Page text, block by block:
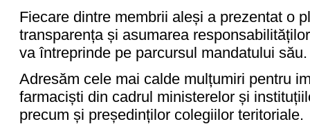
Fiecare dintre membrii aleși a prezentat o
transparența și asumarea
va întreprinde pe parcursul mandatului său.
Adresăm cele mai calde mulțumiri pentru
farmaciști din cadrul ministerelor și
precum și președinților colegiilor teritoriale.